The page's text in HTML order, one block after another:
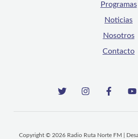
Programas
Noticias
Nosotros
Contacto
Copyright © 2026 Radio Ruta Norte FM |